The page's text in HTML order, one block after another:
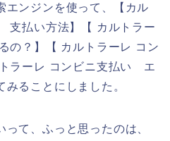
エンジンを使って、【カル
支払い方法】【 カルトラー
の？】【 カルトラーレ コン
ラーレ コンビニ支払い エ
ることにしました。
て、ふっと思ったのは、